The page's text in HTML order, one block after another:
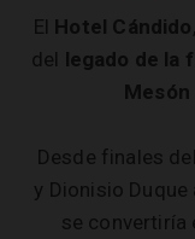
El Hotel Cándido
del legado de la
Mesón
Desde finales
y Dionisio Duque
se convertiría